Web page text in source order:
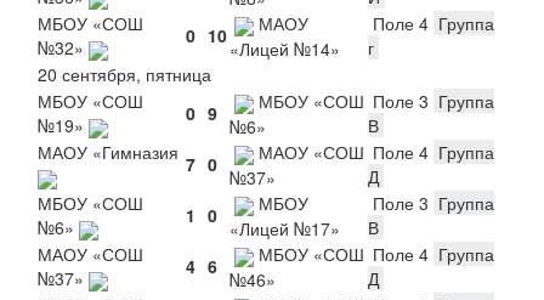
МБОУ «СОШ
№32»
0 10
МАОУ
«Лицей №14»
Поле 4 Группа
г
20 сентября, пятница
МБОУ «СОШ
№19»
0 9
МБОУ «СОШ
№6»
Поле 3 Группа
В
МАОУ «Гимназия 7 0
МАОУ «СОШ
№37»
Поле 4 Группа
Д
МБОУ «СОШ
№6»
1 0
МБОУ
«Лицей №17»
Поле 3 Группа
В
МАОУ «СОШ
№37»
4 6
МБОУ «СОШ
№46»
Поле 4 Группа
Д